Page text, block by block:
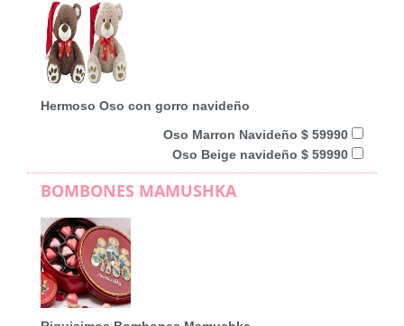
Hermoso Oso con gorro navideño
Oso Marron Navideño $ 59990
Oso Beige navideño $ 59990
BOMBONES MAMUSHKA